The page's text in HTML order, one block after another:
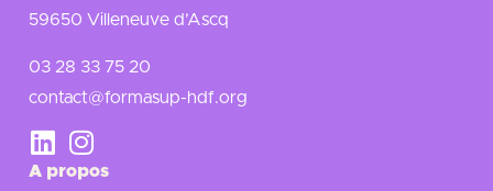
59650 Villeneuve d’Ascq
03 28 33 75 20
contact@formasup-hdf.org
A propos